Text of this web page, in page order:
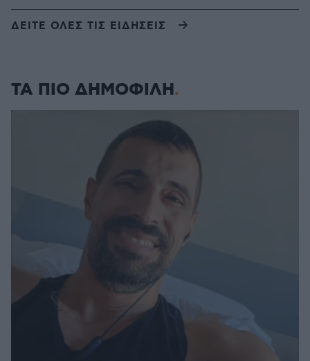
ΔΕΙΤΕ ΟΛΕΣ ΤΙΣ ΕΙΔΗΣΕΙΣ
ΤΑ ΠΙΟ ΔΗΜΟΦΙΛΗ